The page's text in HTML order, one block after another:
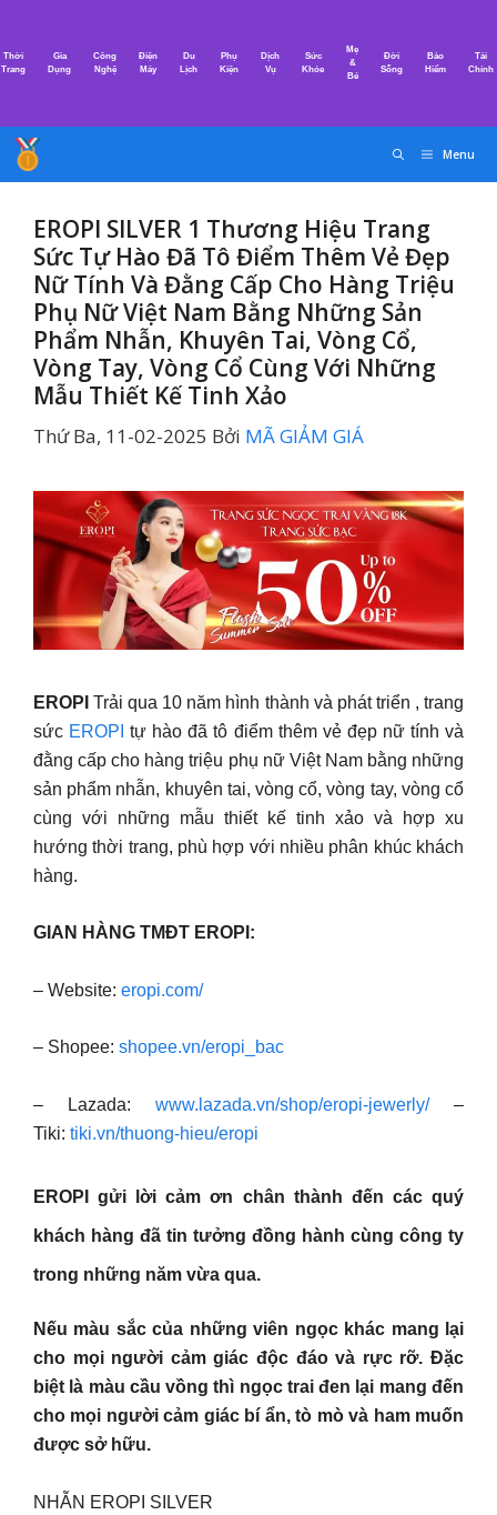
nội
Thời
Trang
Gia
Dụng
Công
Nghệ
Điện
Máy
Du
Lịch
Phụ
Kiện
Dịch
Vụ
Sức
Khỏe
Mẹ
&
Bé
Đời
Sống
Bảo
Hiểm
Tài
Chính
Menu
EROPI SILVER 1 Thương Hiệu Trang
Sức Tự Hào Đã Tô Điểm Thêm Vẻ Đẹp
Nữ Tính Và Đằng Cấp Cho Hàng Triệu
Phụ Nữ Việt Nam Bằng Những Sản
Phẩm Nhẫn, Khuyên Tai, Vòng Cổ,
Vòng Tay, Vòng Cổ Cùng Với Những
Mẫu Thiết Kế Tinh Xảo
Thứ Ba, 11-02-2025 Bởi MÃ GIẢM GIÁ
EROPITrải qua 10 năm hình thành và phát triển , trang
sức EROPI tự hào đã tô điểm thêm vẻ đẹp nữ tính và
đằng cấp cho hàng triệu phụ nữ Việt Nam bằng những
sản phẩm nhẫn, khuyên tai, vòng cổ, vòng tay, vòng cổ
cùng với những mẫu thiết kế tinh xảo và hợp xu
hướng thời trang, phù hợp với nhiều phân khúc khách
hàng.
GIAN HÀNG TMĐT EROPI:
– Website: eropi.com/
– Shopee: shopee.vn/eropi_bac
– Lazada: www.lazada.vn/shop/eropi-jewerly/–
Tiki: tiki.vn/thuong-hieu/eropi
EROPI gửi lời cảm ơn chân thành đến các quý
khách hàng đã tin tưởng đồng hành cùng công ty
trong những năm vừa qua.
Nếu màu sắc của những viên ngọc khác mang lại
cho mọi người cảm giác độc đáo và rực rỡ. Đặc
biệt là màu cầu vồng thì ngọc trai đen lại mang đến
cho mọi người cảm giác bí ẩn, tò mò và ham muốn
được sở hữu.
NHẪN EROPI SILVER